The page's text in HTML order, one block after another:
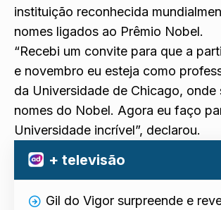
instituição reconhecida
nomes ligados ao Prêmio Nobel.
“Recebi um convite para que a
e novembro eu esteja como
da Universidade de Chicago, onde
nomes do Nobel. Agora eu faço
Universidade incrível”, declarou.
+ televisão
Gil do Vigor surpreende e